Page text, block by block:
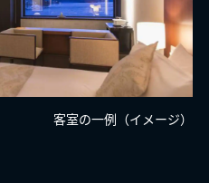
客室の一例（イメージ）